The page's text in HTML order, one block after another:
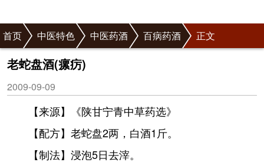
首页 中医特色 中医药酒 百病药酒 正文
老蛇盘酒(瘰疠)
2009-09-09
【来源】《陕甘宁青中草药选》
【配方】老蛇盘2两，白酒1斤。
【制法】浸泡5日去滓。